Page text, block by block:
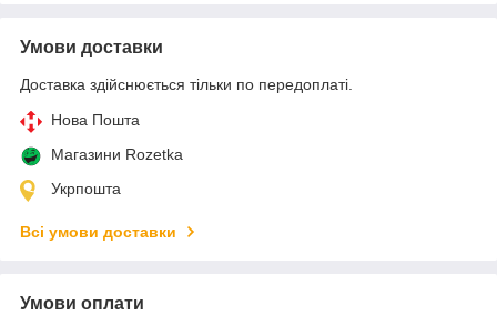
Умови доставки
Доставка здійснюється тільки по передоплаті.
Нова Пошта
Магазини Rozetka
Укрпошта
Всі умови доставки
Умови оплати